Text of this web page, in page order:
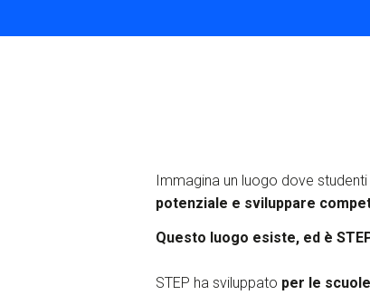
Immagina un luogo dove
potenziale e sviluppare
Questo luogo esiste, ed è
STEP ha sviluppato per le scuole